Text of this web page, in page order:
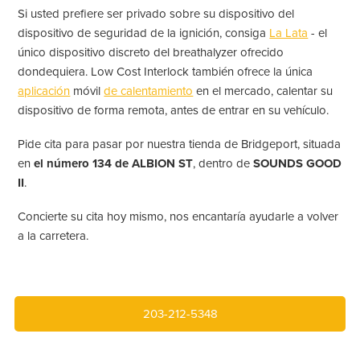
Si usted prefiere ser privado sobre su dispositivo del
dispositivo de seguridad de la ignición, consiga La Lata - el
único dispositivo discreto del breathalyzer ofrecido
dondequiera. Low Cost Interlock también ofrece la única
aplicación móvilde calentamiento en el mercado, calentar su
dispositivo de forma remota, antes de entrar en su vehículo.
Pide cita para pasar por nuestra tienda de Bridgeport, situada
enel número 134 de ALBION ST, dentro deSOUNDS GOOD
II.
Concierte su cita hoy mismo, nos encantaría ayudarle a volver
a la carretera.
203-212-5348